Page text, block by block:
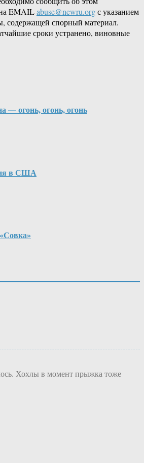
EMAILabuse@newru.orgс указанием
содержащей спорный материал.
сроки устранено, виновные
— огонь, огонь, огонь
в США
Хохлы в момент прыжка тоже